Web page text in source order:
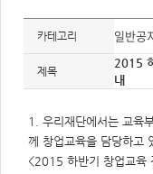
자
개
내
용,
키
워
드/
카테고리 일반공
제목
2015
내
1. 우리재단에서는 교육
께 창업교육을 담당하고
<2015 하반기 창업교육